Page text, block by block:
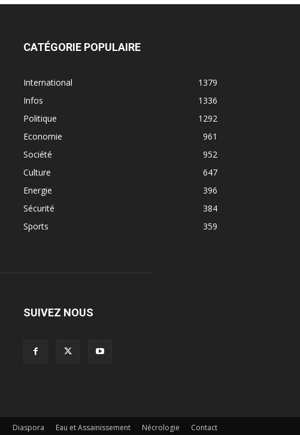
CATÉGORIE POPULAIRE
International
1379
Infos
1336
Politique
1292
Economie
961
Société
952
Culture
647
Energie
396
Sécurité
384
Sports
359
SUIVEZ NOUS
Diaspora Eau et Assainissement Nécrologie Contact